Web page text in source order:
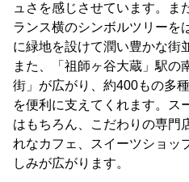
ュさを感じさせています。ま
ランス横のシンボルツリーを
に緑地を設けて潤い豊かな街
また、「祖師ヶ谷大蔵」駅の
街」が広がり、約400もの多
を便利に支えてくれます。ス
はもちろん、こだわりの専門
れなカフェ、スイーツショッ
しみが広がります。